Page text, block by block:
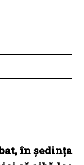
în ședința